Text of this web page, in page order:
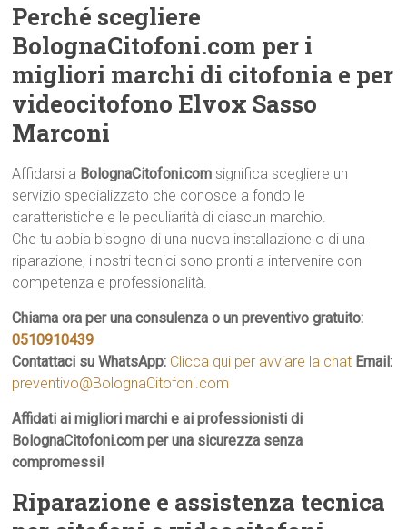
Perché scegliere
BolognaCitofoni.com per i
migliori marchi di citofonia e per
videocitofono Elvox Sasso
Marconi
Affidarsi a BolognaCitofoni.com significa scegliere un
servizio specializzato che conosce a fondo le
caratteristiche e le peculiarità di ciascun marchio.
Che tu abbia bisogno di una nuova installazione o di una
riparazione, i nostri tecnici sono pronti a intervenire con
competenza e professionalità.
Chiama ora per una consulenza o un preventivo gratuito:
0510910439
Contattaci su WhatsApp: Clicca qui per avviare la chat Email:
preventivo@BolognaCitofoni.com
Affidati ai migliori marchi e ai professionisti di
BolognaCitofoni.com per una sicurezza senza
compromessi!
Riparazione e assistenza tecnica